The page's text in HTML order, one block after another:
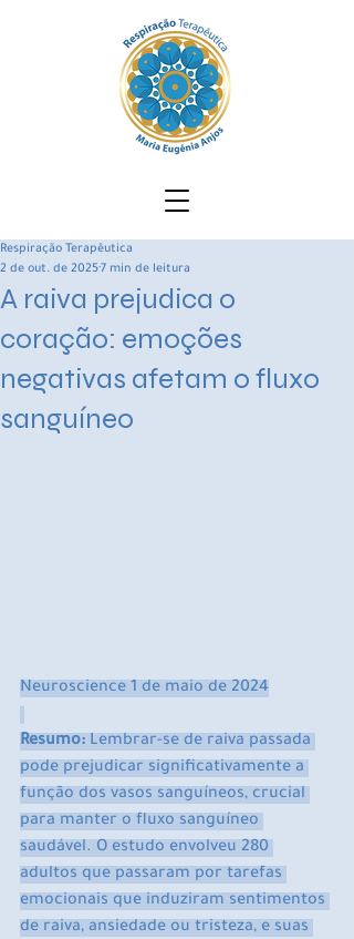
A raiva prejudica o
coração: emoções
negativas afetam o fluxo
sanguíneo
Respiração Terapêutica
2 de out. de 20257 min de leitura
Neuroscience 1 de maio de 2024
Resumo: Lembrar-se de raiva passada
pode prejudicar significativamente a
função dos vasos sanguíneos, crucial
para manter o fluxo sanguíneo
saudável. O estudo envolveu 280
adultos que passaram por tarefas
emocionais que induziram sentimentos
de raiva, ansiedade ou tristeza, e suas